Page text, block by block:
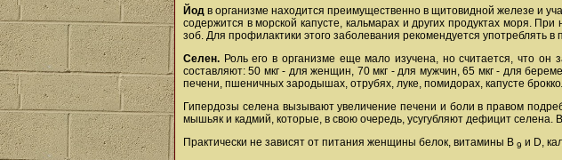
Йод в организме находится преимущественно в щитовидной железе и
содержится в морской капусте, кальмарах и других продуктах моря.
зоб. Для профилактики этого заболевания рекомендуется употреблять
Селен. Роль его в организме еще мало изучена, но считается, что
составляют: 50 мкг - для женщин, 70 мкг - для мужчин, 65 мкг - для
печени, пшеничных зародышах, отрубях, луке, помидорах, капусте
Гипердозы селена вызывают увеличение печени и боли в правом
мышьяк и кадмий, которые, в свою очередь, усугубляют дефицит
Практически не зависят от питания женщины белок, витамины В 9 и D,